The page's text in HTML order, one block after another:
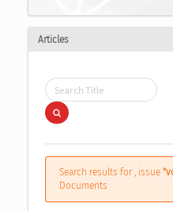
Articles
Search results for , issue
Documents